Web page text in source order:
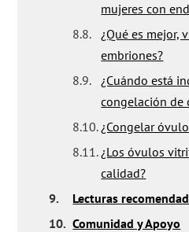
mujeres con
8.8.
¿Qué es mejor,
embriones?
8.9.
¿Cuándo está
congelación de
8.10.¿Congelar
8.11.¿Los óvulos
calidad?
9.
Lecturas
10. Comunidad y Apoyo